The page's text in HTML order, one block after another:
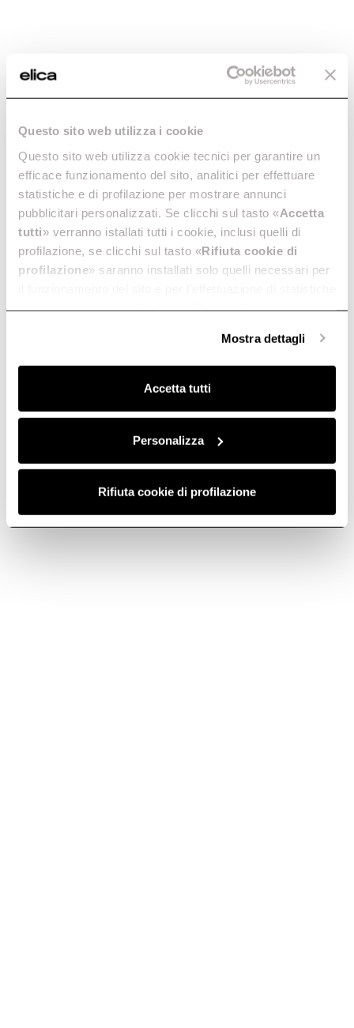
Questo sito web utilizza i cookie
Questo sito web utilizza cookie tecnici per garantire un
efficace funzionamento del sito, analitici per effettuare
statistiche e di profilazione per mostrare annunci
pubblicitari personalizzati. Se clicchi sul tasto «Accetta
tutti» verranno istallati tutti i cookie, inclusi quelli di
profilazione, se clicchi sul tasto «Rifiuta cookie di
profilazione» saranno installati solo quelli necessari per
anonime, mentre se clicchi su «Personalizza», potrai
Clicca quiper visualizzare la cookie policy.
Mostra dettagli
Accetta tutti
Personalizza
Rifiuta cookie di profilazione